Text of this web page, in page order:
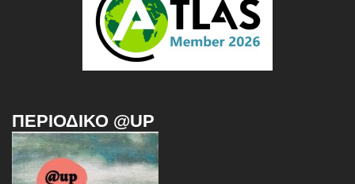
ΠΕΡΙΟΔΙΚΌ @UP